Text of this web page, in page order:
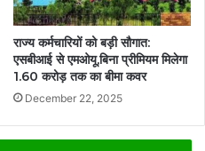
राज्य कर्मचारियों को बड़ी सौगात:
एसबीआई से एमओयू,बिना प्रीमियम मिलेगा
1.60 करोड़ तक का बीमा कवर
December 22, 2025